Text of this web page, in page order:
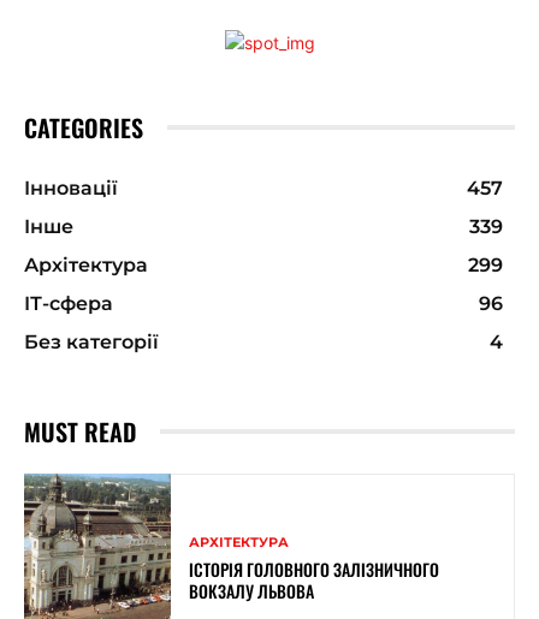
CATEGORIES
Інновації
457
Інше
339
Архітектура
299
ІТ-сфера
96
Без категорії
4
MUST READ
АРХІТЕКТУРА
ІСТОРІЯ ГОЛОВНОГО ЗАЛІЗНИЧНОГО
ВОКЗАЛУ ЛЬВОВА